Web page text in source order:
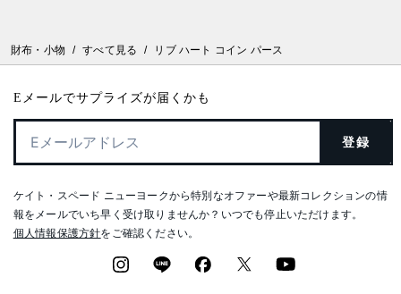
財布・小物 / すべて見る / リブ ハート コイン パース
Eメールでサプライズが届くかも
登録
ケイト・スペード ニューヨークから特別なオファーや最新コレクションの情
報をメールでいち早く受け取りませんか？いつでも停止いただけます。
個人情報保護方針をご確認ください。